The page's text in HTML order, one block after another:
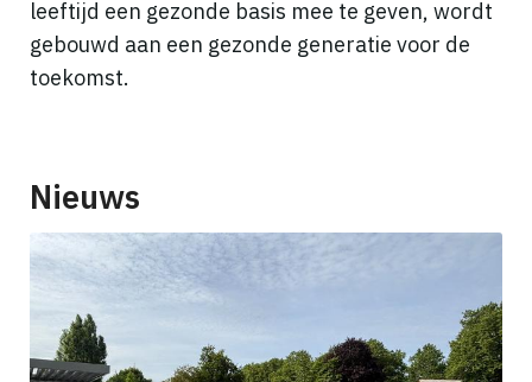
leeftijd een gezonde basis mee te geven, wordt
gebouwd aan een gezonde generatie voor de
toekomst.
Nieuws